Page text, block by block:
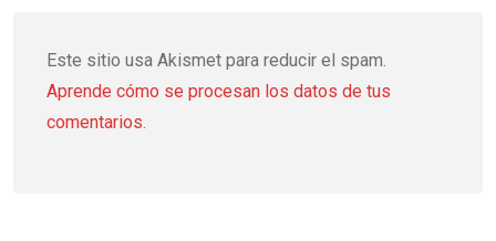
Este sitio usa Akismet para reducir el spam.
Aprende cómo se procesan los datos de tus
comentarios.